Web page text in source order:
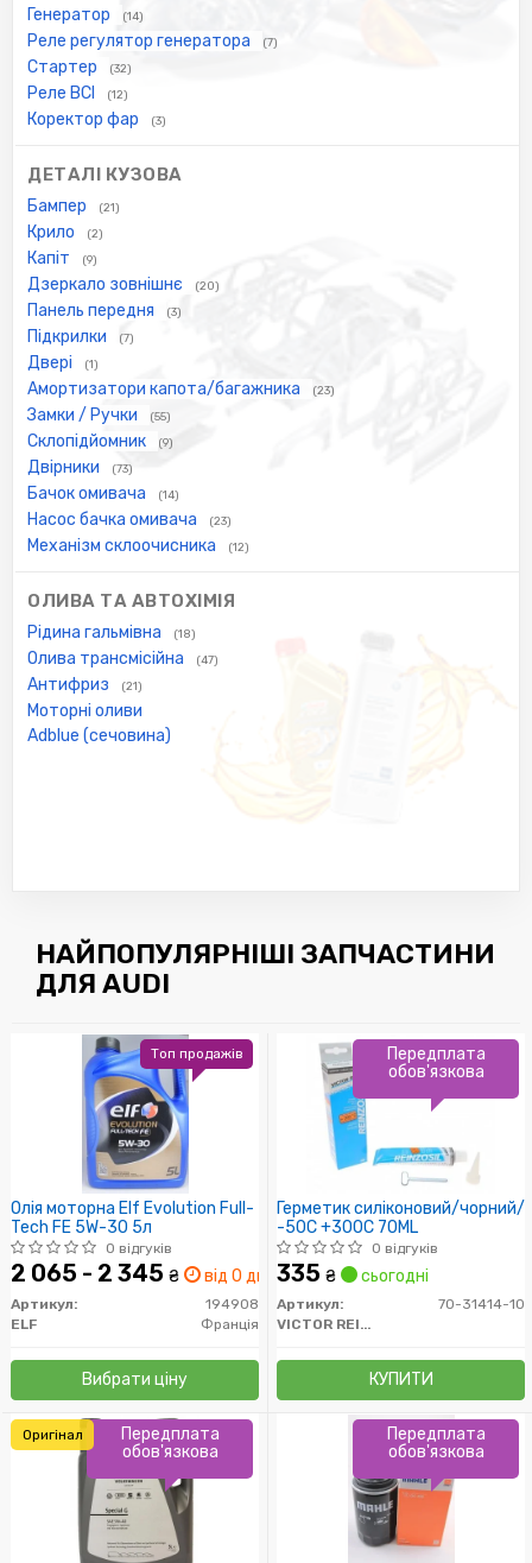
Генератор (14)
Реле регулятор генератора (7)
Стартер (32)
Реле ВСІ (12)
Коректор фар (3)
ДЕТАЛІ КУЗОВА
Бампер (21)
Крило (2)
Капіт (9)
Дзеркало зовнішнє (20)
Панель передня (3)
Підкрилки (7)
Двері (1)
Амортизатори капота/багажника (23)
Замки / Ручки (55)
Склопідйомник (9)
Двірники (73)
Бачок омивача (14)
Насос бачка омивача (23)
Механізм склоочисника (12)
ОЛИВА ТА АВТОХІМІЯ
Рідина гальмівна (18)
Олива трансмісійна (47)
Антифриз (21)
Моторні оливи
Adblue (сечовина)
НАЙПОПУЛЯРНІШІ ЗАПЧАСТИНИ
ДЛЯ AUDI
Олія моторна Elf Evolution Full-
Tech FE 5W-30 5л
0 відгуків
2 065 - 2 345 ₴ від 0 дн.
Артикул:
194908
ELF
Франція
Вибрати ціну
Топ продажів
Герметик силіконовий/чорний/
-50C +300C 70ML
0 відгуків
335 ₴ сьогодні
Артикул:
70-31414-10
VICTOR REINZ
КУПИТИ
Передплата
обов'язкова
Передплата
обов'язкова
Оригінал
Передплата
обов'язкова